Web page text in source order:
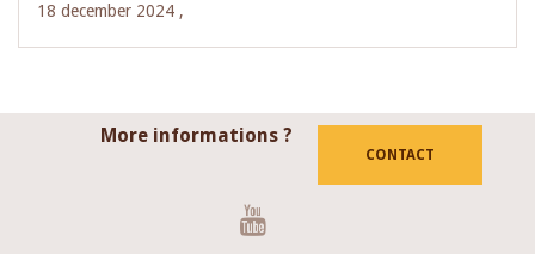
18 december 2024 ,
More informations ?
CONTACT